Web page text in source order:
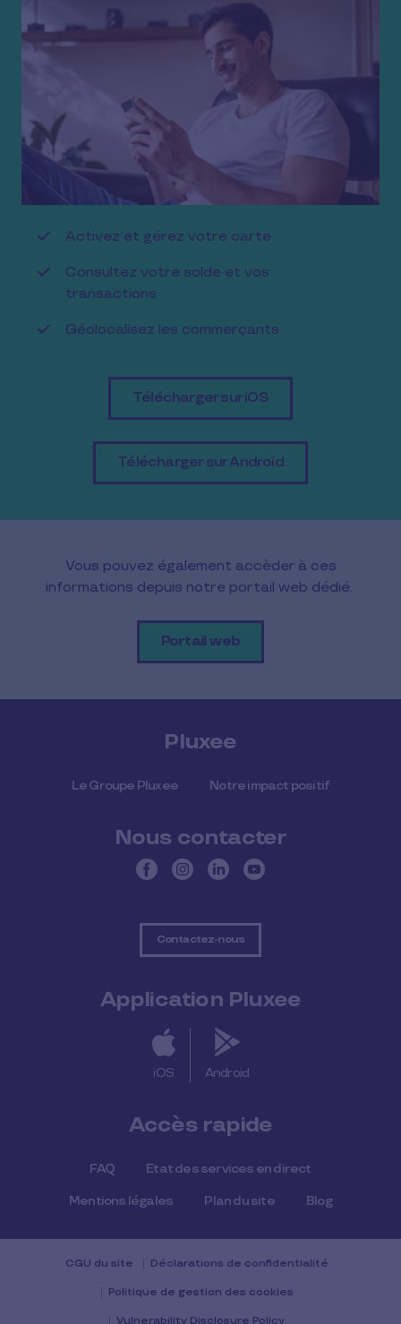
Activez et gérez votre carte
Consultez votre solde et vos
transactions
Géolocalisez les commerçants
Télécharger sur iOS
Télécharger sur Android
Vous pouvez également accèder à ces
informations depuis notre portail web dédié.
Portail web
Pluxee
Le Groupe Pluxee Notre impact positif
Nous contacter
Contactez-nous
Application Pluxee
iOS Android
Accès rapide
FAQ Etat des services en direct
Mentions légales Plan du site Blog
CGU du site Déclarations de confidentialité
Politique de gestion des cookies
Vulnerability Disclosure Policy